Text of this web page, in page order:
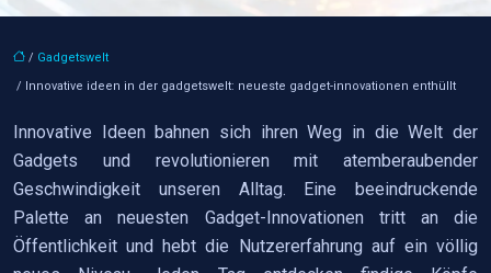
/ Gadgetswelt
/ Innovative ideen in der gadgetswelt: neueste gadget-innovationen enthüllt
Innovative Ideen bahnen sich ihren Weg in die Welt der
Gadgets und revolutionieren mit atemberaubender
Geschwindigkeit unseren Alltag. Eine beeindruckende
Palette an neuesten Gadget-Innovationen tritt an die
Öffentlichkeit und hebt die Nutzererfahrung auf ein völlig